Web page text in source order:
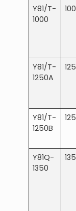
Y81/T-
1000
Y81/T-
1250A
Y81/T-
1250B
Y81Q-
1350